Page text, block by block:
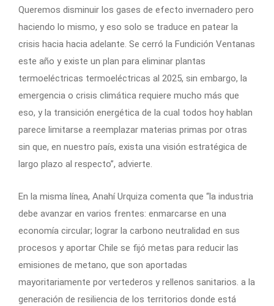
Queremos disminuir los gases de efecto invernadero pero
haciendo lo mismo, y eso solo se traduce en patear la
crisis hacia hacia adelante. Se cerró la Fundición Ventanas
este año y existe un plan para eliminar plantas
termoeléctricas termoeléctricas al 2025, sin embargo, la
emergencia o crisis climática requiere mucho más que
eso, y la transición energética de la cual todos hoy hablan
parece limitarse a reemplazar materias primas por otras
sin que, en nuestro país, exista una visión estratégica de
largo plazo al respecto”, advierte.
En la misma línea, Anahí Urquiza comenta que “la industria
debe avanzar en varios frentes: enmarcarse en una
economía circular; lograr la carbono neutralidad en sus
procesos y aportar Chile se fijó metas para reducir las
emisiones de metano, que son aportadas
mayoritariamente por vertederos y rellenos sanitarios. a la
generación de resiliencia de los territorios donde está